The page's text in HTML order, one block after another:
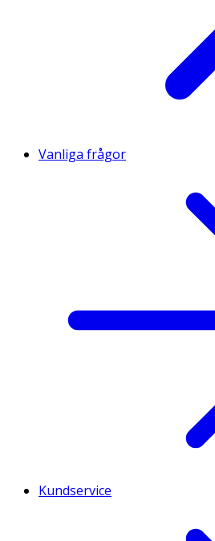
Vanliga frågor
Kundservice